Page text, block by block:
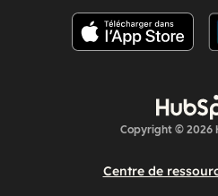
Copyright © 2026
Centre de